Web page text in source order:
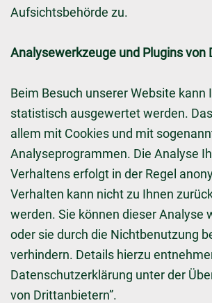
Aufsichtsbehörde zu.
Analysewerkzeuge und Plugins von
Beim Besuch unserer Website kann
statistisch ausgewertet werden.
allem mit Cookies und mit
Analyseprogrammen. Die Analyse
Verhaltens erfolgt in der Regel
Verhalten kann nicht zu Ihnen
werden. Sie können dieser Analyse
oder sie durch die Nichtbenutzung
verhindern. Details hierzu
Datenschutzerklärung unter der
von Drittanbietern”.